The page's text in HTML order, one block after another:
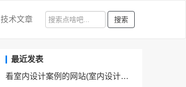
搜索
技术文章
最近发表
看室内设计案例的网站(室内设计师网站十大网站)